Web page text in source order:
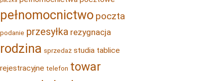
pełnomocnictwo poczta
podanie przesyłka rezygnacja
rodzina sprzedaż studia tablice
rejestracyjne telefon towar